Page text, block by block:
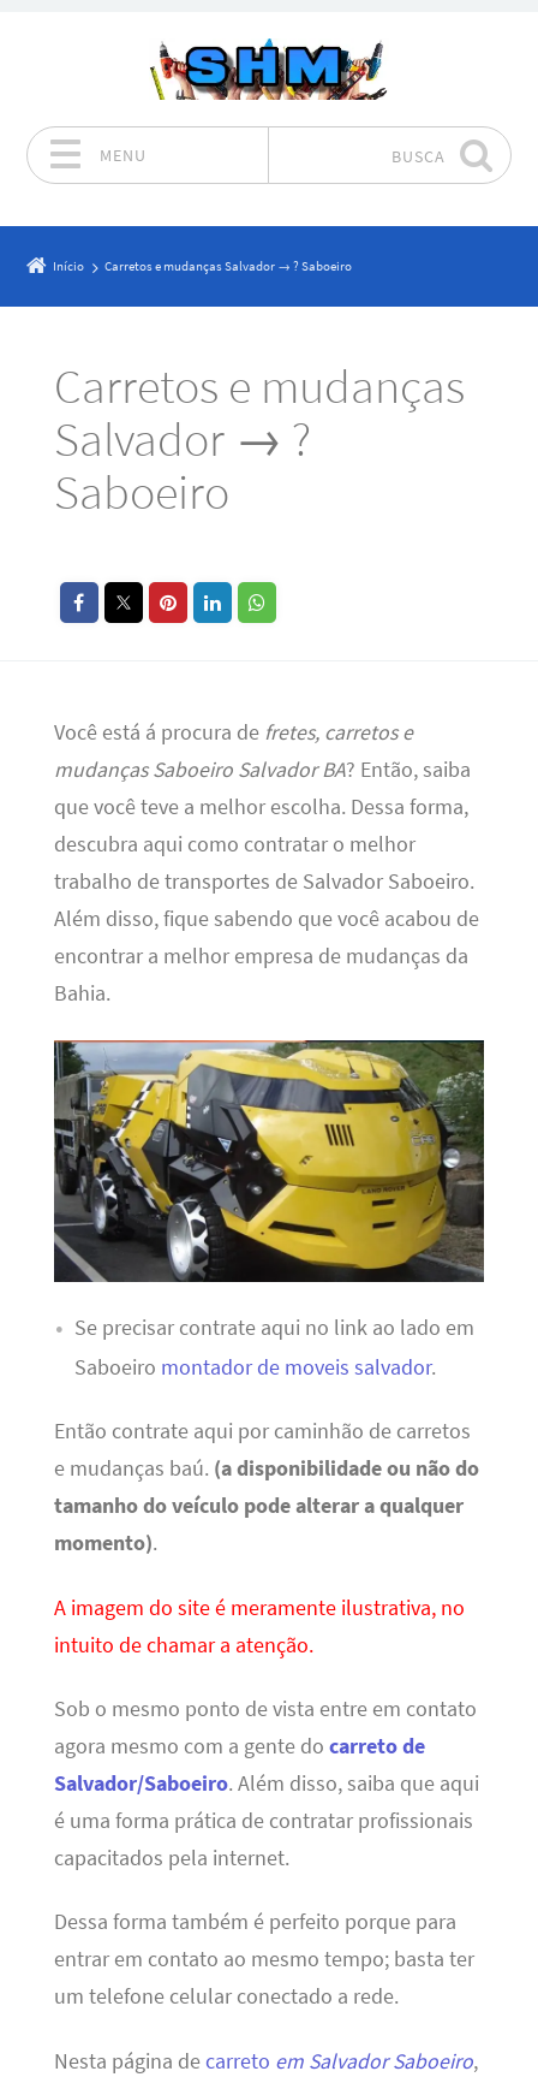
MENU BUSCA
Início Carretos e mudanças Salvador → ? Saboeiro
Carretos e mudanças
Salvador → ?
Saboeiro
Você está á procura de fretes, carretos e
mudanças Saboeiro Salvador BA? Então, saiba
que você teve a melhor escolha. Dessa forma,
descubra aqui como contratar o melhor
trabalho de transportes de Salvador Saboeiro.
Além disso, fique sabendo que você acabou de
encontrar a melhor empresa de mudanças da
Bahia.
Se precisar contrate aqui no link ao lado em
Saboeiro montador de moveis salvador.
Então contrate aqui por caminhão de carretos
e mudanças baú. (a disponibilidade ou não do
tamanho do veículo pode alterar a qualquer
momento).
A imagem do site é meramente ilustrativa, no
intuito de chamar a atenção.
Sob o mesmo ponto de vista entre em contato
agora mesmo com a gente do carreto de
Salvador/Saboeiro. Além disso, saiba que aqui
é uma forma prática de contratar profissionais
capacitados pela internet.
Dessa forma também é perfeito porque para
entrar em contato ao mesmo tempo; basta ter
um telefone celular conectado a rede.
Nesta página decarreto em Salvador Saboeiro,